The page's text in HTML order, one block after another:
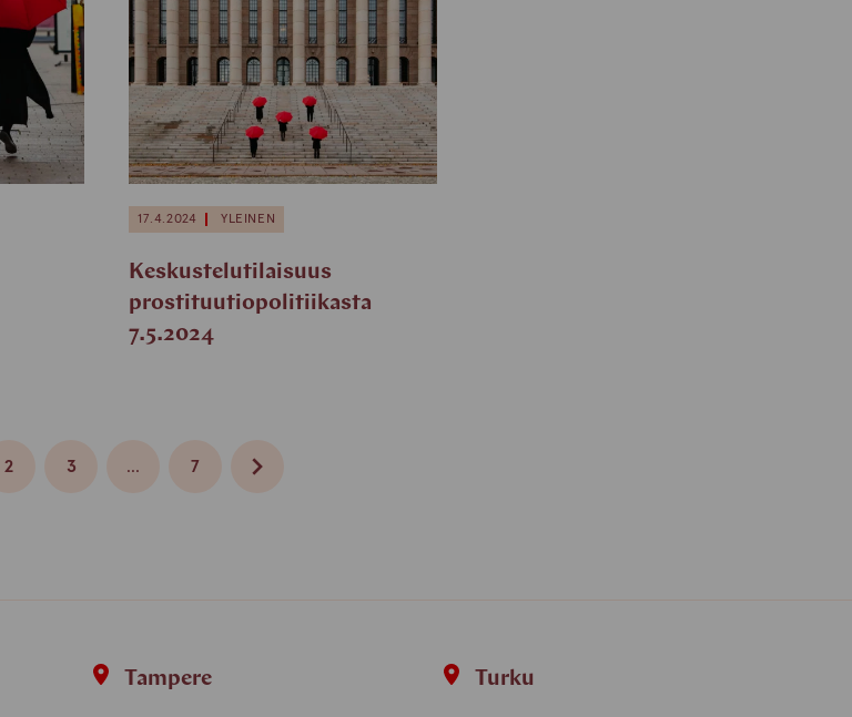
17.4.2024 YLEINEN
Keskustelutilaisuus
prostituutiopolitiikasta
7.5.2024
Siirry
2
Siirry
3 …
Siirry
7
Siirry
Tampere Turku